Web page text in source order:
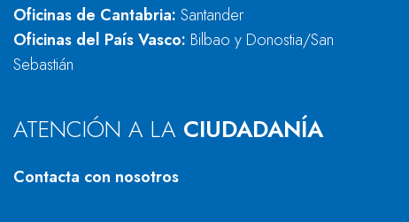
Oficinas de Cantabria: Santander
Oficinas del País Vasco: Bilbao y Donostia/San
Sebastián
ATENCIÓN A LA CIUDADANÍA
Contacta con nosotros